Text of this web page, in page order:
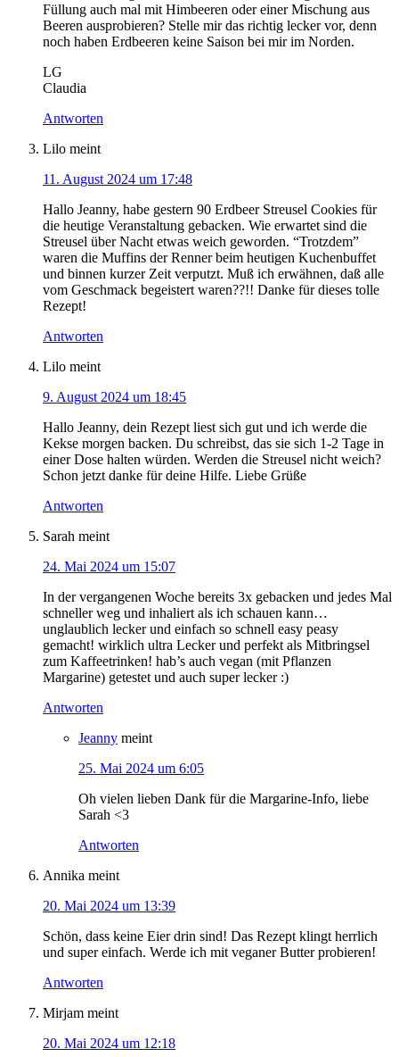
Füllung auch mal mit Himbeeren oder einer Mischung aus
Beeren ausprobieren? Stelle mir das richtig lecker vor, denn
noch haben Erdbeeren keine Saison bei mir im Norden.
LG
Claudia
Antworten
Lilo meint
11. August 2024 um 17:48
Hallo Jeanny, habe gestern 90 Erdbeer Streusel Cookies für
die heutige Veranstaltung gebacken. Wie erwartet sind die
Streusel über Nacht etwas weich geworden. “Trotzdem”
waren die Muffins der Renner beim heutigen Kuchenbuffet
und binnen kurzer Zeit verputzt. Muß ich erwähnen, daß alle
vom Geschmack begeistert waren??!! Danke für dieses tolle
Rezept!
Antworten
Lilo meint
9. August 2024 um 18:45
Hallo Jeanny, dein Rezept liest sich gut und ich werde die
Kekse morgen backen. Du schreibst, das sie sich 1-2 Tage in
einer Dose halten würden. Werden die Streusel nicht weich?
Schon jetzt danke für deine Hilfe. Liebe Grüße
Antworten
Sarah meint
24. Mai 2024 um 15:07
In der vergangenen Woche bereits 3x gebacken und jedes Mal
schneller weg und inhaliert als ich schauen kann…
unglaublich lecker und einfach so schnell easy peasy
gemacht! wirklich ultra Lecker und perfekt als Mitbringsel
zum Kaffeetrinken! hab’s auch vegan (mit Pflanzen
Margarine) getestet und auch super lecker :)
Antworten
Jeanny meint
25. Mai 2024 um 6:05
Oh vielen lieben Dank für die Margarine-Info, liebe
Sarah <3
Antworten
Annika meint
20. Mai 2024 um 13:39
Schön, dass keine Eier drin sind! Das Rezept klingt herrlich
und super einfach. Werde ich mit veganer Butter probieren!
Antworten
Mirjam meint
20. Mai 2024 um 12:18